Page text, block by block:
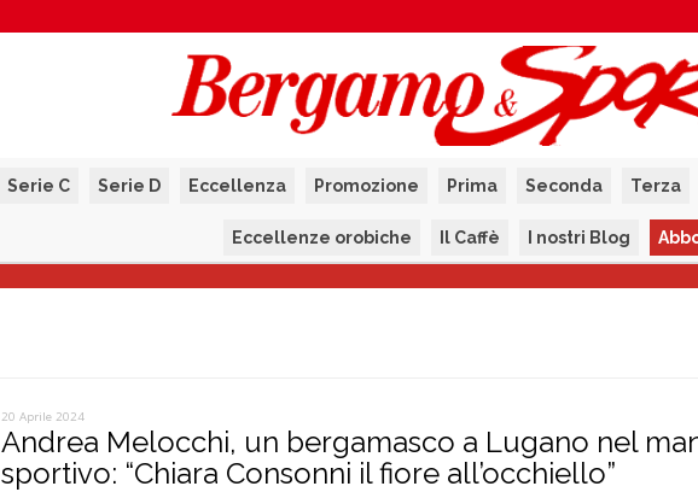
Serie C Serie D Eccellenza Promozione Prima Seconda Terza
Eccellenze orobiche Il Caffè I nostri Blog
20 Aprile 2024
Andrea Melocchi, un bergamasco a Lugano nel
sportivo: “Chiara Consonni il fiore all’occhiello”